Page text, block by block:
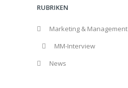
RUBRIKEN
Marketing & Management
MM-Interview
News